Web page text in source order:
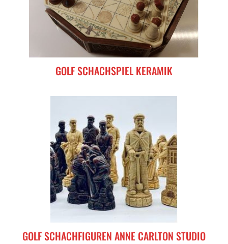
GOLF SCHACHSPIEL KERAMIK
GOLF SCHACHFIGUREN ANNE CARLTON STUDIO